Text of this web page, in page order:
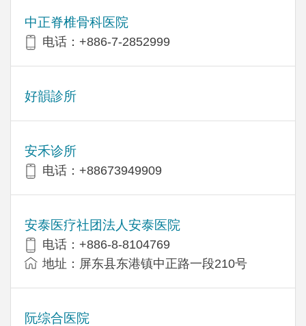
中正脊椎骨科医院
电话：+886-7-2852999
好韻診所
安禾诊所
电话：+88673949909
安泰医疗社团法人安泰医院
电话：+886-8-8104769
地址：屏东县东港镇中正路一段210号
阮综合医院